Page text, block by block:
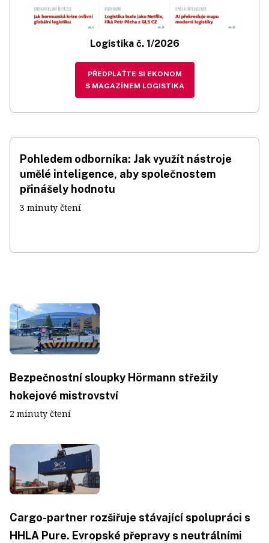
Logistika č. 1/2026
PŘEDPLAŤTE SI EKONOM
S MAGAZÍNEM LOGISTIKA
Pohledem odborníka: Jak využít nástroje
umělé inteligence, aby společnostem
přinášely hodnotu
3 minuty čtení
Bezpečnostní sloupky Hörmann střežily
hokejové mistrovství
2 minuty čtení
Cargo-partner rozšiřuje stávající spolupráci s
HHLA Pure. Evropské přepravy s neutrálními